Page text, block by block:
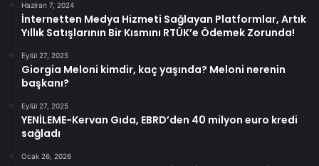
Haziran 7, 2024
İnternetten Medya Hizmeti Sağlayan Platformlar, Artık
Yıllık Satışlarının Bir Kısmını RTÜK’e Ödemek Zorunda!
Eylül 27, 2025
Giorgia Meloni kimdir, kaç yaşında? Meloni nerenin
başkanı?
Eylül 27, 2025
YENİLEME-Kervan Gıda, EBRD’den 40 milyon euro kredi
sağladı
Ocak 26, 2026